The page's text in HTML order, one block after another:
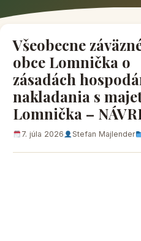
Všeobecne
obce Lomnička o
zásadách
nakladania s
Lomnička –
7. júla 2026 Stefan Majlender